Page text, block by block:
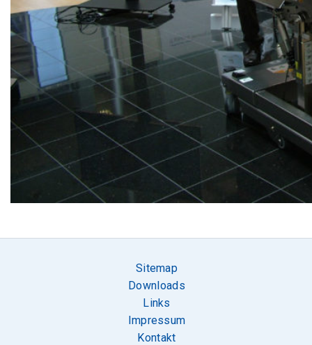
Sitemap
Downloads
Links
Impressum
Kontakt